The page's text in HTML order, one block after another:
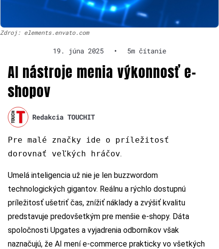
Zdroj: elements.envato.com
19. júna 2025 • 5m čítanie
AI nástroje menia výkonnosť e-
shopov
Redakcia TOUCHIT
Pre malé značky ide o príležitosť
dorovnať veľkých hráčov.
Umelá inteligencia už nie je len buzzwordom
technologických gigantov. Reálnu a rýchlo dostupnú
príležitosť ušetriť čas, znížiť náklady a zvýšiť kvalitu
predstavuje predovšetkým pre menšie e-shopy. Dáta
spoločnosti Upgates a vyjadrenia odborníkov však
naznačujú, že AI mení e-commerce prakticky vo všetkých